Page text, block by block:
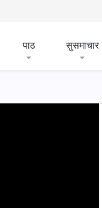
पाठ सुसमाचार